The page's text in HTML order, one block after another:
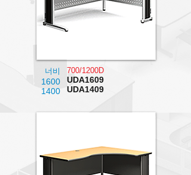
너비
1600
1400
700/1200D
UDA1609
UDA1409